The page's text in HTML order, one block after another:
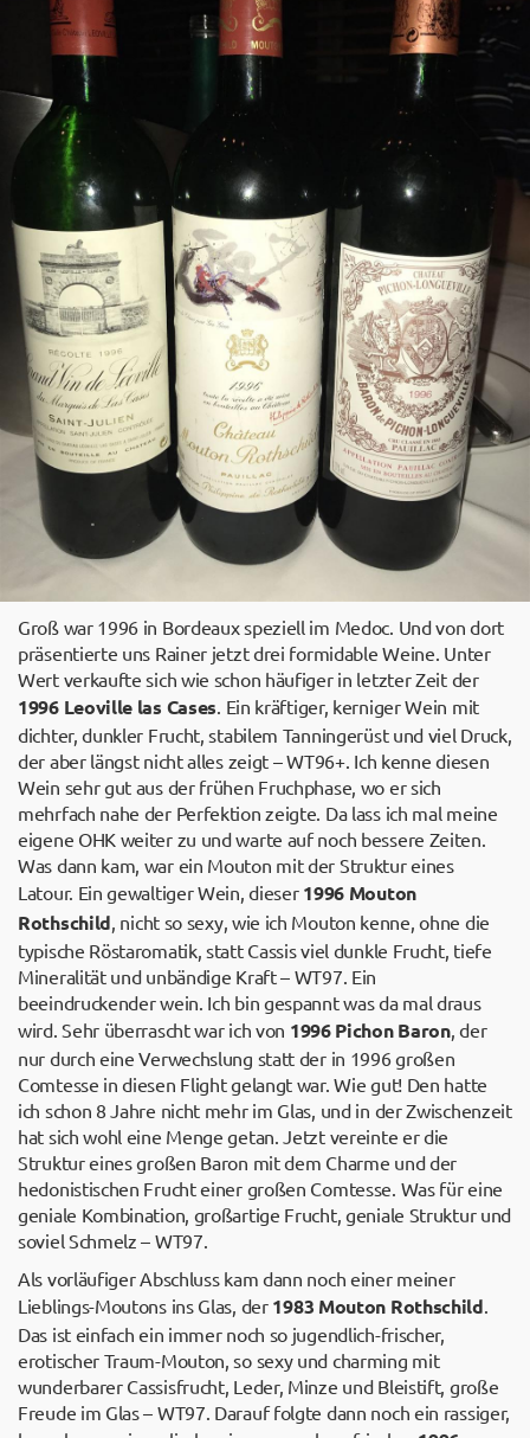
Groß war 1996 in Bordeaux speziell im Medoc. Und von dort
präsentierte uns Rainer jetzt drei formidable Weine. Unter
Wert verkaufte sich wie schon häufiger in letzter Zeit der
1996 Leoville las Cases . Ein kräftiger, kerniger Wein mit
dichter, dunkler Frucht, stabilem Tanningerüst und viel Druck,
der aber längst nicht alles zeigt – WT96+. Ich kenne diesen
Wein sehr gut aus der frühen Fruchphase, wo er sich
mehrfach nahe der Perfektion zeigte. Da lass ich mal meine
eigene OHK weiter zu und warte auf noch bessere Zeiten.
Was dann kam, war ein Mouton mit der Struktur eines
Latour. Ein gewaltiger Wein, dieser 1996 Mouton
Rothschild , nicht so sexy, wie ich Mouton kenne, ohne die
typische Röstaromatik, statt Cassis viel dunkle Frucht, tiefe
Mineralität und unbändige Kraft – WT97. Ein
beeindruckender wein. Ich bin gespannt was da mal draus
wird. Sehr überrascht war ich von 1996 Pichon Baron, der
nur durch eine Verwechslung statt der in 1996 großen
Comtesse in diesen Flight gelangt war. Wie gut! Den hatte
ich schon 8 Jahre nicht mehr im Glas, und in der Zwischenzeit
hat sich wohl eine Menge getan. Jetzt vereinte er die
Struktur eines großen Baron mit dem Charme und der
hedonistischen Frucht einer großen Comtesse. Was für eine
geniale Kombination, großartige Frucht, geniale Struktur und
soviel Schmelz – WT97.
Als vorläufiger Abschluss kam dann noch einer meiner
Lieblings-Moutons ins Glas, der 1983 Mouton Rothschild
Das ist einfach ein immer noch so jugendlich-frischer,
erotischer Traum-Mouton, so sexy und charming mit
wunderbarer Cassisfrucht, Leder, Minze und Bleistift, große
Freude im Glas – WT97. Darauf folgte dann noch ein rassiger,